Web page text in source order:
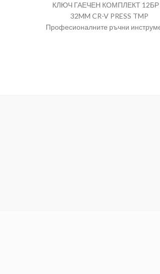
КЛЮЧ ГАЕЧЕН КОМПЛЕКТ 12БР
32MM CR-V PRESS TMP
Професионалните ръчни